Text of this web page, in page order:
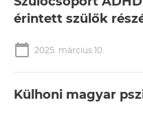
érintett szülők
calendar_today 2025. március 10.
Külhoni magyar